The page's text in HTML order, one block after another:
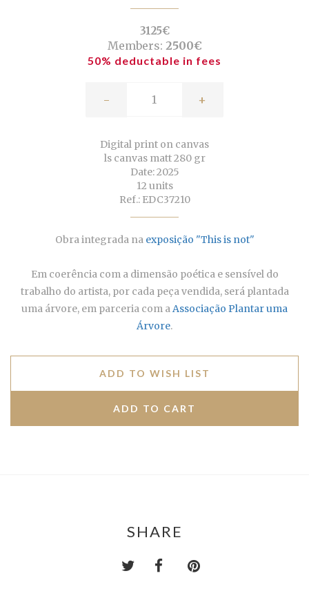
3125€
Members: 2500€
50% deductable in fees
- +
Digital print on canvas
ls canvas matt 280 gr
Date: 2025
12 units
Ref.: EDC37210
Obra integrada na exposição "This is not"
Em coerência com a dimensão poética e sensível do
trabalho do artista, por cada peça vendida, será plantada
uma árvore, em parceria com aAssociação Plantar uma
Árvore.
ADD TO WISH LIST
SHARE